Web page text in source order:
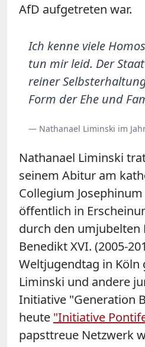
AfD aufgetreten war.
Ich kenne viele
tun mir leid. Der
reiner
Form der Ehe und
— Nathanael Liminski im
Nathanael Liminski
seinem Abitur am
Collegium
öffentlich in
durch den umjubelten
Benedikt XVI. (2005-
Weltjugendtag in Köln
Liminski und andere
Initiative "Generation
heute "Initiative
papsttreue Netzwerk